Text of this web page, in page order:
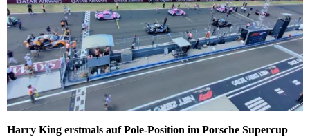
Harry King erstmals auf Pole-Position im Porsche Supercup